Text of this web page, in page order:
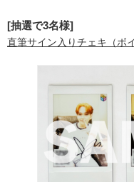
[抽選で3名様]
直筆サイン入りチェキ（ボ